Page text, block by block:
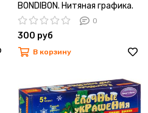
BONDIBON. Нитяная графика.
Картина из ниток Новогодняя
Ёлочка.
0
300 руб
В корзину